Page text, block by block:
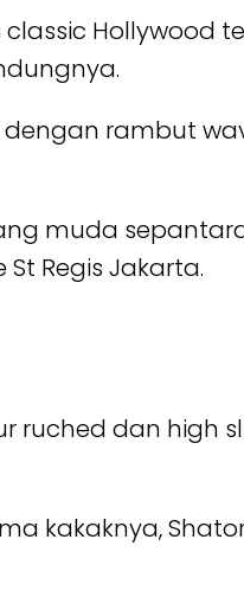
Hollywood
rambut
muda
Regis Jakarta.
ruched dan high
kakaknya,